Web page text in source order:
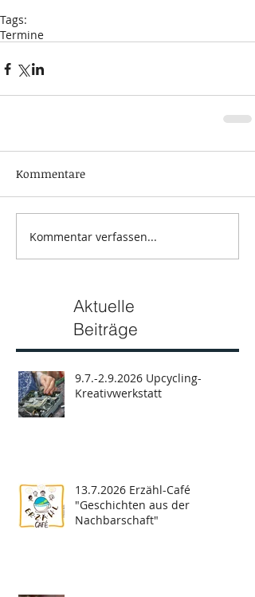
Tags:
Termine
Kommentare
Kommentar verfassen...
Aktuelle
Beiträge
9.7.-2.9.2026 Upcycling-
Kreativwerkstatt
13.7.2026 Erzähl-Café
"Geschichten aus der
Nachbarschaft"